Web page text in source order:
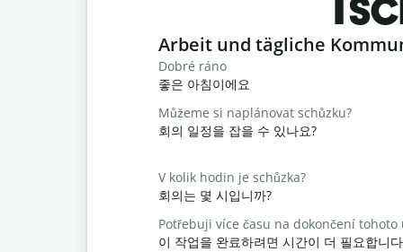
Slide 1 of 6
Arbeit und tägliche
Dobré ráno
좋은 아침이에요
Můžeme si naplánovat schůzku?
회의 일정을 잡을 수 있나요?
V kolik hodin je schůzka?
회의는 몇 시입니까?
Potřebuji více času na dokončení tohoto
이 작업을 완료하려면 시간이 더 필요합니